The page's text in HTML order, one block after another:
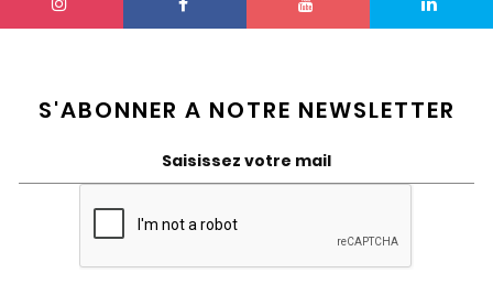
S'ABONNER A NOTRE NEWSLETTER